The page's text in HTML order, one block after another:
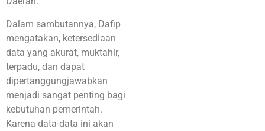
Dalam sambutannya, Dafip
mengatakan, ketersediaan
data yang akurat, muktahir,
terpadu, dan dapat
dipertanggungjawabkan
menjadi sangat penting bagi
kebutuhan pemerintah.
Karena data-data ini akan